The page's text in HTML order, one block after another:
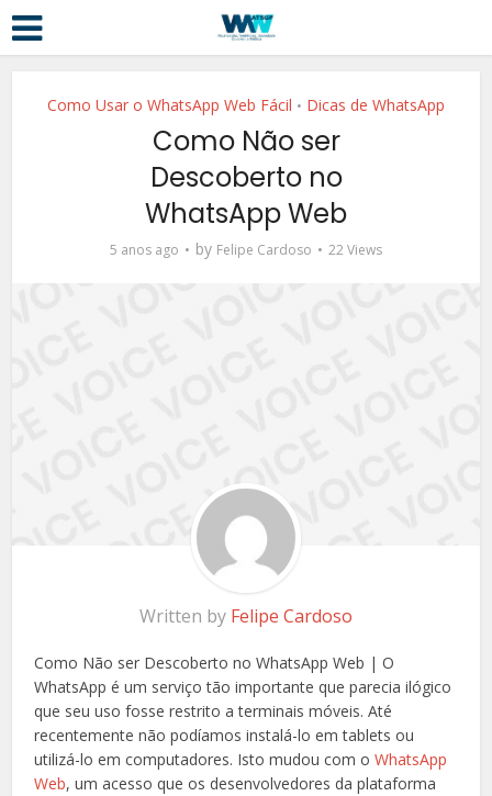
Como Usar o WhatsApp Web Fácil • Dicas de WhatsApp
Como Não ser
Descoberto no
WhatsApp Web
5 anos ago by Felipe Cardoso 22 Views
Written by Felipe Cardoso
Como Não ser Descoberto no WhatsApp Web | O
WhatsApp é um serviço tão importante que parecia ilógico
que seu uso fosse restrito a terminais móveis. Até
recentemente não podíamos instalá-lo em tablets ou
utilizá-lo em computadores. Isto mudou com oWhatsApp
Web, um acesso que os desenvolvedores da plataforma